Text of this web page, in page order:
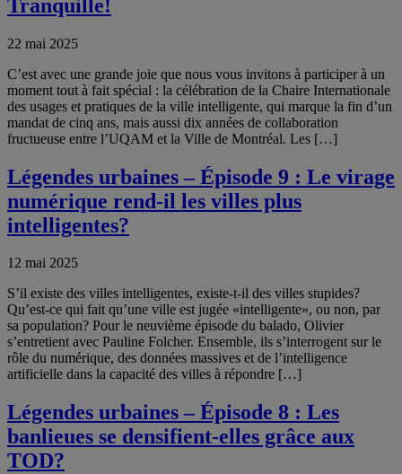
Tranquille!
22 mai 2025
C’est avec une grande joie que nous vous invitons à participer à un
moment tout à fait spécial : la célébration de la Chaire Internationale
des usages et pratiques de la ville intelligente, qui marque la fin d’un
mandat de cinq ans, mais aussi dix années de collaboration
fructueuse entre l’UQAM et la Ville de Montréal. Les […]
Légendes urbaines – Épisode 9 : Le virage
numérique rend-il les villes plus
intelligentes?
12 mai 2025
S’il existe des villes intelligentes, existe-t-il des villes stupides?
Qu’est-ce qui fait qu’une ville est jugée «intelligente», ou non, par
sa population? Pour le neuvième épisode du balado, Olivier
s’entretient avec Pauline Folcher. Ensemble, ils s’interrogent sur le
rôle du numérique, des données massives et de l’intelligence
artificielle dans la capacité des villes à répondre […]
Légendes urbaines – Épisode 8 : Les
banlieues se densifient-elles grâce aux
TOD?